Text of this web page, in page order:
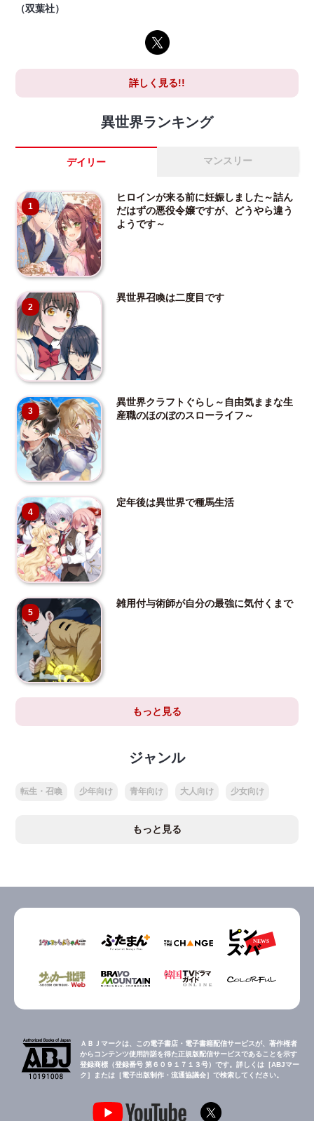
（双葉社）
詳しく見る!!
異世界ランキング
デイリー マンスリー
1
ヒロインが来る前に妊娠しました～詰ん
だはずの悪役令嬢ですが、どうやら違う
ようです～
2
異世界召喚は二度目です
3
異世界クラフトぐらし～自由気ままな生
産職のほのぼのスローライフ～
4
定年後は異世界で種馬生活
5
雑用付与術師が自分の最強に気付くまで
もっと見る
ジャンル
転生・召喚 少年向け 青年向け 大人向け 少女向け
もっと見る
ＡＢＪマークは、この電子書店・電子書籍配信サービスが、著作権者
からコンテンツ使用許諾を得た正規版配信サービスであることを示す
登録商標（登録番号 第６０９１７１３号）です。詳しくは［ABJマー
ク］または［電子出版制作・流通協議会］で検索してください。